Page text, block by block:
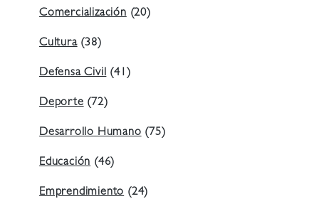
Comercialización (20)
Cultura(38)
Defensa Civil (41)
Deporte (72)
Desarrollo Humano (75)
Educación (46)
Emprendimiento (24)